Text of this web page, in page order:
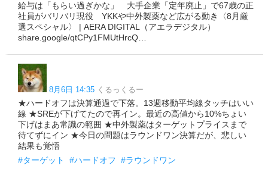
給与は「もらい過ぎかな」 大手企業「定年廃止」で67歳の正
社員がバリバリ現役 YKKや中外製薬など広がる動き〈8月厳
選スペシャル〉 | AERA DIGITAL（アエラデジタル）
share.google/qtCPy1FMUtHrcQ…
8月6日 14:35 くるっくるー
★ハードオフは決算通過で下落。13週移動平均線タッチはいい
線 ★SREが下げてたので再イン。最近の高値から10%ちょい
下げはまあ常識の範囲 ★中外製薬はターゲットプライスまで
待てずにイン ★今日の問題はラウンドワン決算だが、悲しい
結果も覚悟
#ターゲット
#ハードオフ #ラウンドワン